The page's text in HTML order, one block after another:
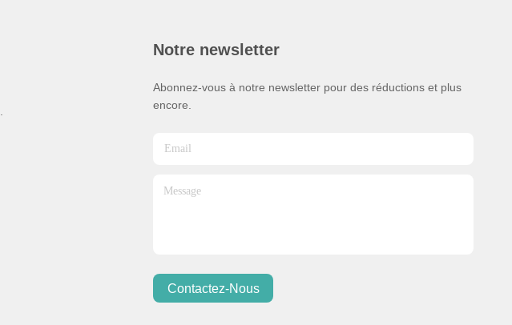
Notre newsletter
Abonnez-vous à notre newsletter pour des réductions et plus
encore.
Contactez-Nous